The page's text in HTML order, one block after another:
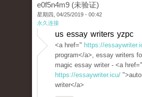
e0f5n4m9 (未验证)
星期四, 04/25/2019 - 00:42
永久连接
us essay writers yzpc
<a href=" https://
program</a>, essay writers
magic essay writer - <a href="
https://essaywriter.icu/
writer</a>